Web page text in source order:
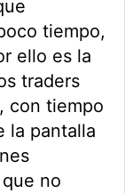
tiempo,
ello es la
traders
con tiempo
la pantalla
no